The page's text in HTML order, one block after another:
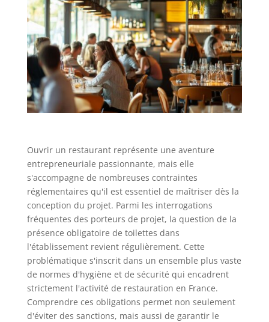
Ouvrir un restaurant représente une aventure
entrepreneuriale passionnante, mais elle
s'accompagne de nombreuses contraintes
réglementaires qu'il est essentiel de maîtriser dès la
conception du projet. Parmi les interrogations
fréquentes des porteurs de projet, la question de la
présence obligatoire de toilettes dans
l'établissement revient régulièrement. Cette
problématique s'inscrit dans un ensemble plus vaste
de normes d'hygiène et de sécurité qui encadrent
strictement l'activité de restauration en France.
Comprendre ces obligations permet non seulement
d'éviter des sanctions, mais aussi de garantir le